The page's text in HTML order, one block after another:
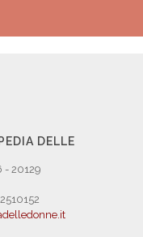
DELLE
- 20129